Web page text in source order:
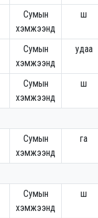
Сумын
хэмжээнд
ш
Сумын
хэмжээнд
удаа
Сумын
хэмжээнд
ш
Сумын
хэмжээнд
га
Сумын
хэмжээнд
ш